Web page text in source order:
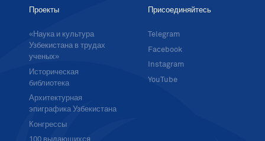
Проекты
«Наука и культура
Узбекистана в трудах
ученых»
Историческая
библиотека
Архитектурная
эпиграфика Узбекистана
Конгрессы
Присоединяйтесь
Telegram
Facebook
Instagram
YouTube